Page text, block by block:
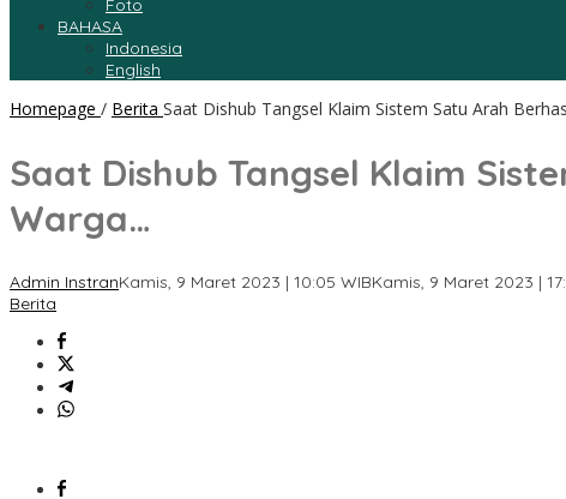
Foto
BAHASA
Indonesia
English
Homepage / Berita Saat Dishub Tangsel Klaim Sistem Satu Arah
Saat Dishub Tangsel Klaim
Warga…
Admin InstranKamis, 9 Maret 2023 | 10:05 WIBKamis, 9 Maret 2023 |
Berita